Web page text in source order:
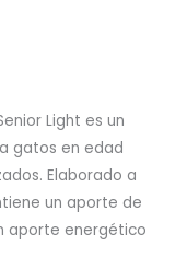
Light es un
gatos en edad
Elaborado a
un aporte de
aporte energético